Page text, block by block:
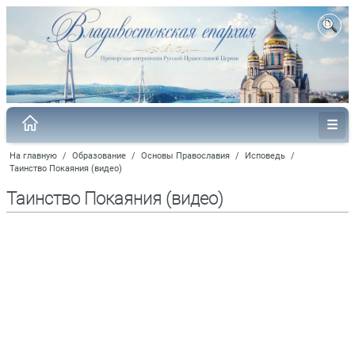
На главную / Образование / Основы Православия / Исповедь /
Таинство Покаяния (видео)
Таинство Покаяния (видео)